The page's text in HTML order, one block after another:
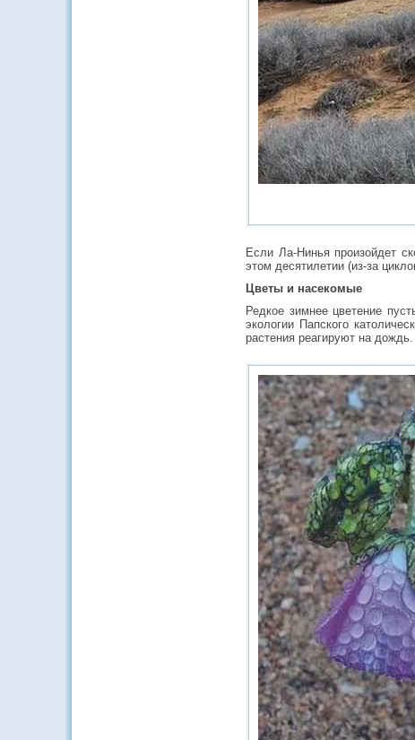
Если Ла-Нинья произойдет
этом десятилетии (из-за
Цветы и насекомые
Редкое зимнее цветение
экологии Папского
растения реагируют на дождь.